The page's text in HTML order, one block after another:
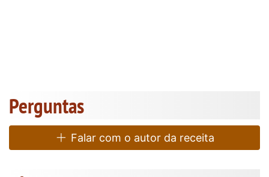
Perguntas
Falar com o autor da receita